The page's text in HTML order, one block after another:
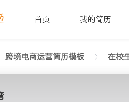
首页 我的简历
跨境电商运营简历模板 在校